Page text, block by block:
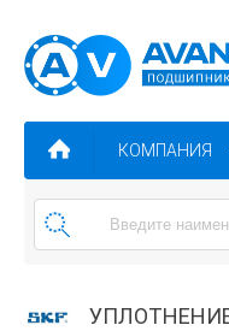
КОМПАНИЯ
УПЛОТНЕНИЕ